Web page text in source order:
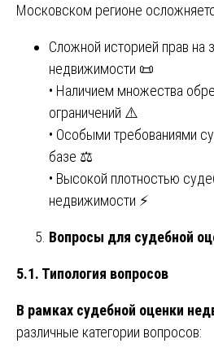
Московском регионе
Сложной историей прав на
недвижимости 📜
• Наличием множества
ограничений ⚠️
• Особыми требованиями
базе ⚖️
• Высокой плотностью
недвижимости ⚡
Вопросы для судебной
5.1. Типология вопросов
В рамках судебной оценки
различные категории вопросов: